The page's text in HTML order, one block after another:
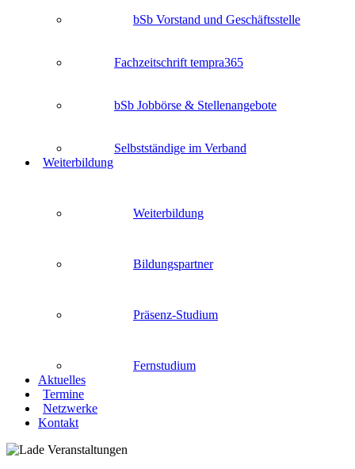
bSb Vorstand und Geschäftsstelle
Fachzeitschrift tempra365
bSb Jobbörse & Stellenangebote
Selbstständige im Verband
Weiterbildung
Weiterbildung
Bildungspartner
Präsenz-Studium
Fernstudium
Aktuelles
Termine
Netzwerke
Kontakt